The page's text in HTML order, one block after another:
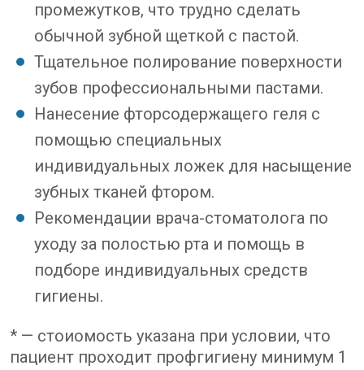
промежутков, что трудно сделать
обычной зубной щеткой с пастой.
Тщательное полирование поверхности
зубов профессиональными пастами.
Нанесение фторсодержащего геля с
помощью специальных
индивидуальных ложек для насыщение
зубных тканей фтором.
Рекомендации врача-стоматолога по
уходу за полостью рта и помощь в
подборе индивидуальных средств
гигиены.
* — стоиомость указана при условии, что
пациент проходит профгигиену минимум 1